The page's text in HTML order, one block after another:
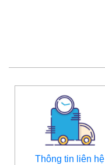
Thông tin liên hệ